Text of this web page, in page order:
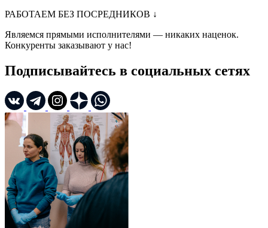
РАБОТАЕМ БЕЗ ПОСРЕДНИКОВ ↓
Являемся прямыми исполнителями — никаких наценок.
Конкуренты заказывают у нас!
Подписывайтесь в социальных сетях